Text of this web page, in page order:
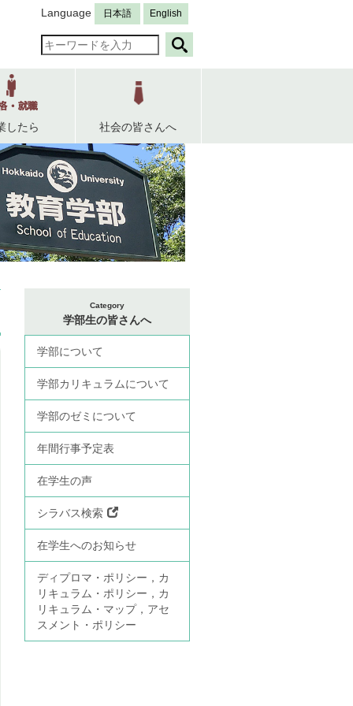
Language 日本語 English
したら 社会の皆さんへ
Category
学部生の皆さんへ
学部について
学部カリキュラムについて
学部のゼミについて
年間行事予定表
在学生の声
シラバス検索
在学生へのお知らせ
ディプロマ・ポリシー，カ
リキュラム・ポリシー，カ
リキュラム・マップ，アセ
スメント・ポリシー